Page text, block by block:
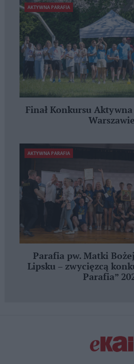
AKTYWNA PARAFIA
Finał Konkursu
Warszawie
AKTYWNA PARAFIA
Parafia pw. Matki
Lipsku – zwycięzcą
Parafia”